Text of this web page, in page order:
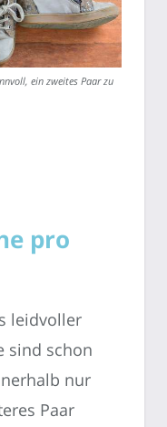
ein zweites Paar zu
pro
leidvoller
sind schon
nur
Paar